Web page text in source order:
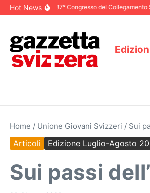
Salta al contenuto
Hot News
2025 87° Congresso del Collegamento
Home / Unione Giovani Svizzeri / Sui
Articoli Edizione Luglio-Agosto
Sui passi